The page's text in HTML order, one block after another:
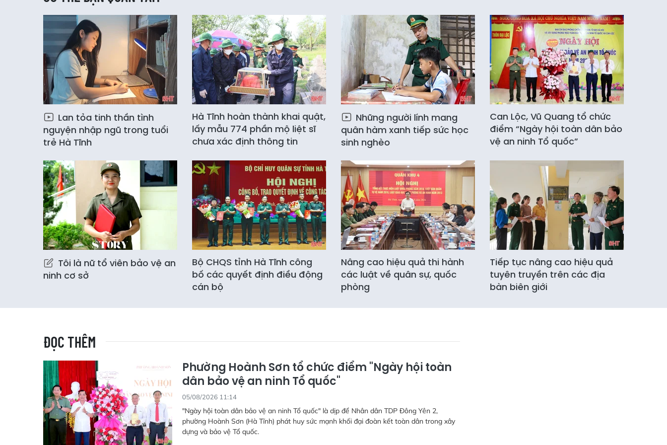
Lan tỏa tinh thần tình
nguyện nhập ngũ trong tuổi
trẻ Hà Tĩnh
Hà Tĩnh hoàn thành khai quật,
lấy mẫu 774 phần mộ liệt sĩ
chưa xác định thông tin
Những người lính mang
quân hàm xanh tiếp sức học
sinh nghèo
Can Lộc, Vũ Quang tổ chức
điểm “Ngày hội toàn dân bảo
vệ an ninh Tổ quốc”
Tôi là nữ tổ viên bảo vệ an
ninh cơ sở
Bộ CHQS tỉnh Hà Tĩnh công
bố các quyết định điều động
cán bộ
Nâng cao hiệu quả thi hành
các luật về quân sự, quốc
phòng
Tiếp tục nâng cao hiệu quả
tuyên truyền trên các địa
bàn biên giới
ĐỌC THÊM
Phường Hoành Sơn tổ chức điểm "Ngày hội toàn
dân bảo vệ an ninh Tổ quốc"
05/08/2026 11:14
"Ngày hội toàn dân bảo vệ an ninh Tổ quốc" là dịp để Nhân dân TDP Đông Yên 2,
phường Hoành Sơn (Hà Tĩnh) phát huy sức mạnh khối đại đoàn kết toàn dân trong xây
dựng và bảo vệ Tổ quốc.